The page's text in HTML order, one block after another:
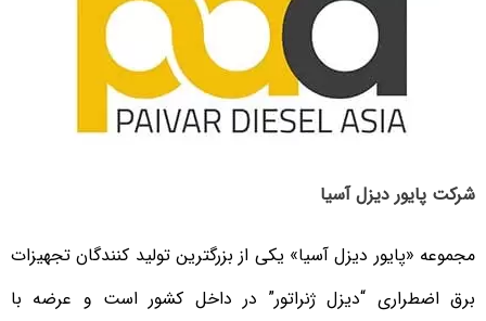
شرکت پایور دیزل آسیا
مجموعه «پایور دیزل آسیا» یکی از بزرگترین تولید کنندگان تجهیزات
برق اضطراری “دیزل ژنراتور” در داخل کشور است و عرضه با